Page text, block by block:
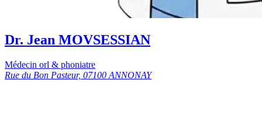
Dr. Jean MOVSESSIAN
Médecin orl & phoniatre
Rue du Bon Pasteur, 07100 ANNONAY